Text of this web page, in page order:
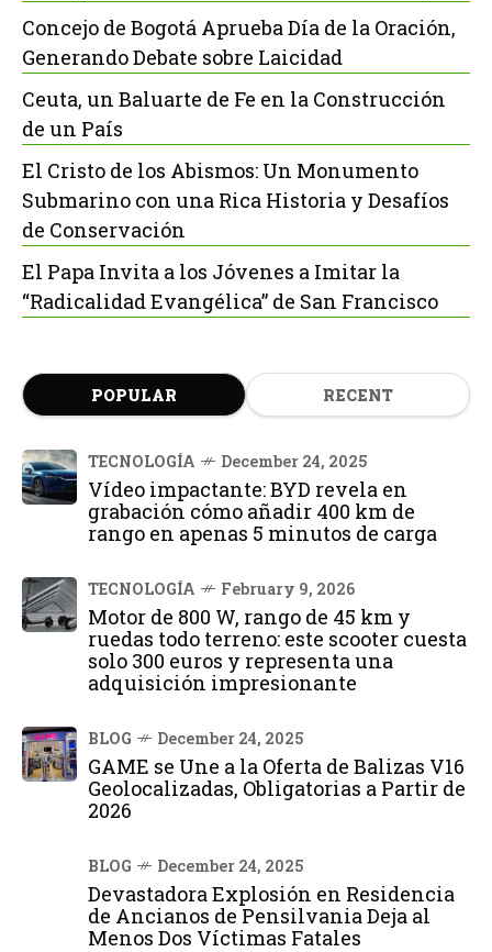
Concejo de Bogotá Aprueba Día de la Oración,
Generando Debate sobre Laicidad
Ceuta, un Baluarte de Fe en la Construcción
de un País
El Cristo de los Abismos: Un Monumento
Submarino con una Rica Historia y Desafíos
de Conservación
El Papa Invita a los Jóvenes a Imitar la
“Radicalidad Evangélica” de San Francisco
POPULAR RECENT
TECNOLOGÍA December 24, 2025
Vídeo impactante: BYD revela en
grabación cómo añadir 400 km de
rango en apenas 5 minutos de carga
TECNOLOGÍA February 9, 2026
Motor de 800 W, rango de 45 km y
ruedas todo terreno: este scooter cuesta
solo 300 euros y representa una
adquisición impresionante
BLOG December 24, 2025
GAME se Une a la Oferta de Balizas V16
Geolocalizadas, Obligatorias a Partir de
2026
BLOG December 24, 2025
Devastadora Explosión en Residencia
de Ancianos de Pensilvania Deja al
Menos Dos Víctimas Fatales